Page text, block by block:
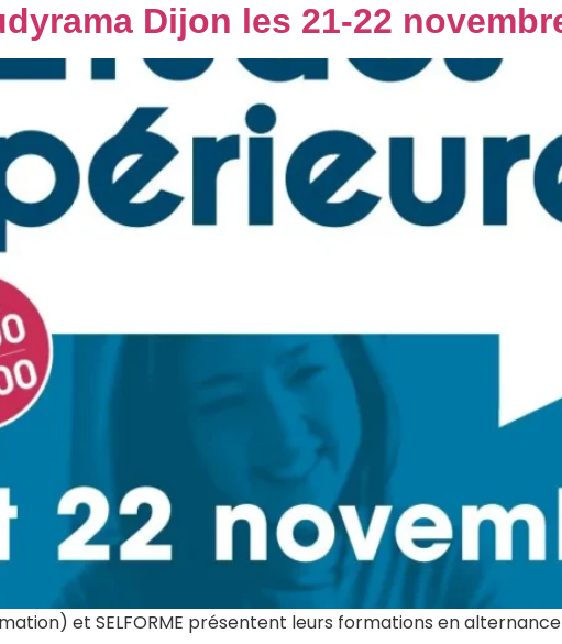
Dijon les 21-22
et SELFORME présentent leurs formations en